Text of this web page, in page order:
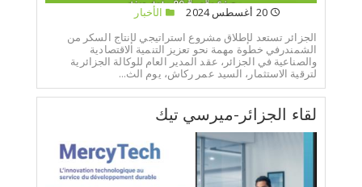
20 أغسطس 2024
الأخبار
الجزائر تستعد لإطلاق مشروع استراتيجي لإنتاج السكر من
الشمندرفي خطوة مهمة نحو تعزيز التنمية الاقتصادية
والصناعية في الجزائر، عقد المدير العام للوكالة الجزائرية
لترقية الاستثمار، السيد عمر ركاش، يوم الث...
لقاء الجزائر-ميرسي تيك